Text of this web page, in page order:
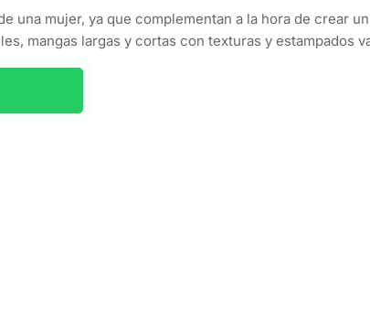
una mujer, ya que complementan a la hora de crear
mangas largas y cortas con texturas y estampados